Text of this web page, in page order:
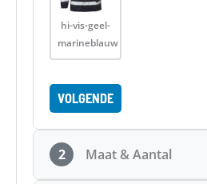
hi-vis-geel-
marineblauw
VOLGENDE
2 Maat & Aantal